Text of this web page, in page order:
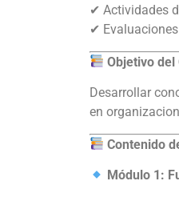
✔ Actividades
✔
Objetivo del
Desarrollar
en
Contenido
Módulo 1: